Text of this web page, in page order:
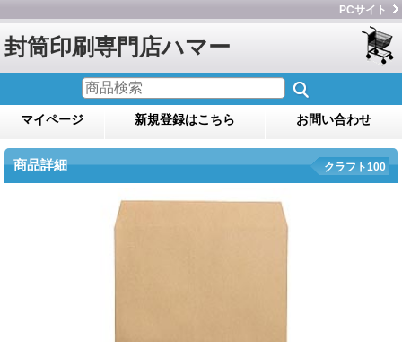
PCサイト
封筒印刷専門店ハマー
マイページ 新規登録はこちら お問い合わせ
商品詳細 クラフト100